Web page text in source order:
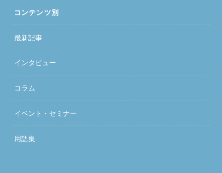
コンテンツ別
最新記事
インタビュー
コラム
イベント・セミナー
用語集